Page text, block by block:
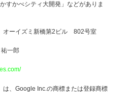
すかべシティ大開発」などがありま
ーイズミ新橋第2ビル 802号室
一郎
、Google Inc.の商標または登録商標